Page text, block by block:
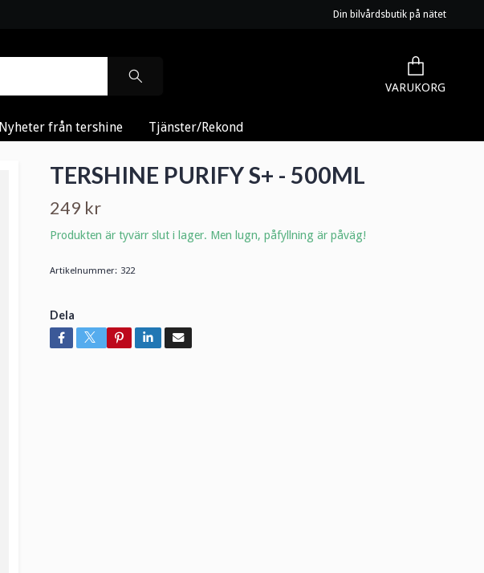
Din bilvårdsbutik på nätet
VARUKORG
Nyheter från tershine Tjänster/Rekond
TERSHINE PURIFY S+ - 500ML
249 kr
Produkten är tyvärr slut i lager. Men lugn, påfyllning är påväg!
Artikelnummer: 322
Dela